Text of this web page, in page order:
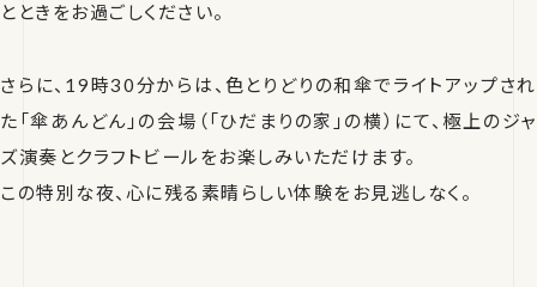
とときをお過ごしください。
さらに、19時30分からは、色とりどりの和傘でライトアップされ
た「傘あんどん」の会場（「ひだまりの家」の横）にて、極上のジャ
ズ演奏とクラフトビールをお楽しみいただけます。
この特別な夜、心に残る素晴らしい体験をお見逃しなく。